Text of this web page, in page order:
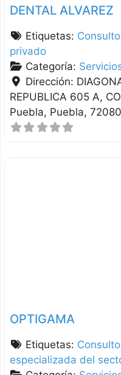
DENTAL ALVAREZ
Etiquetas:
privado
Categoría:
Dirección:
REPUBLICA 605 A,
Puebla Puebla 72080
OPTIGAMA
Etiquetas:
especializada del